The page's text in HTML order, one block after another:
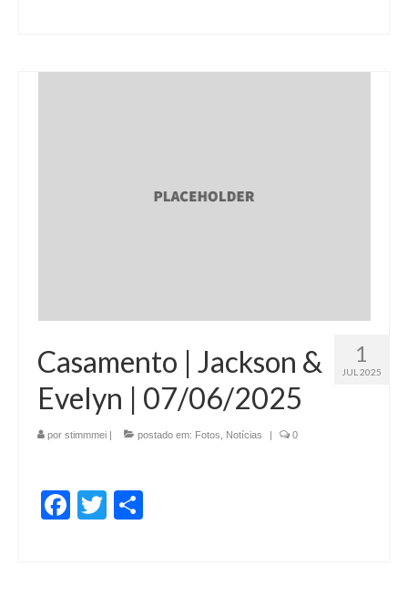
1
JUL 2025
Casamento | Jackson &
Evelyn | 07/06/2025
por stimmmei postado em: Fotos Notícias 0
Facebook
Twitter